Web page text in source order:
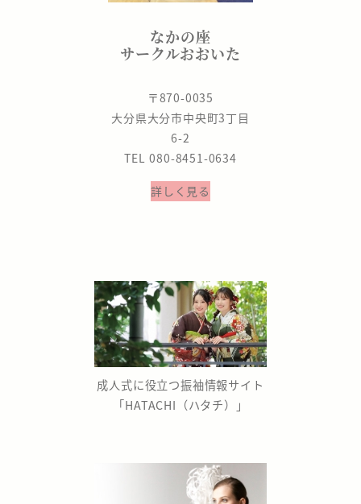
なかの座
サークルおおいた
〒870-0035
大分県大分市中央町3丁目
6-2
TEL 080-8451-0634
詳しく見る
成人式に役立つ振袖情報サイト
「HATACHI（ハタチ）」